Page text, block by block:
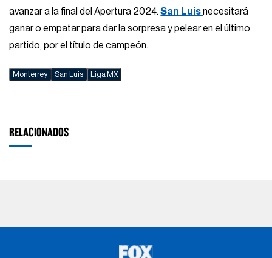
avanzar a la final del Apertura 2024.San Luisnecesitará
ganar o empatar para dar la sorpresa y pelear en el último
partido, por el título de campeón.
Monterrey San Luis Liga MX
RELACIONADOS